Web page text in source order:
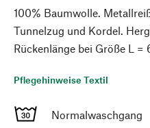
100% Baumwolle.
Tunnelzug und Kordel.
Rückenlänge bei Größe L =
Pflegehinweise Textil
Normalwaschgang